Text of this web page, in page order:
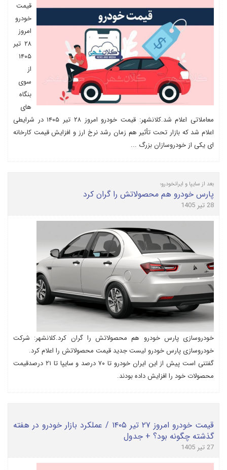
قیمت
خودرو
امروز
۲۸ تیر
۱۴۰۵
از
سوی
بنگاه
های
معاملاتی اعلام شد.کلانشهر: قیمت خودرو امروز ۲۸ تیر ۱۴۰۵ در شرایطی
اعلام شد که بازار تحت تأثیر هم زمان رشد نرخ ارز و افزایش قیمت کارخانه
ای یکی از خودروسازان بزرگ ...
بعد از سایپا و ایرانخودرو؛
پارس خودرو هم محصولاتش را گران کرد
28 تیر 1405
خودروسازی پارس خودرو هم محصولاتش را گران کرد.کلانشهر: شرکت
خودروسازی پارس خودرو لیست جدید قیمت محصولاتش را اعلام کرد.
گفتنی است پیش از این ایران خودرو تا ۷۰ درصد و سایپا تا ۲۱ درصدقیمت
محصولات خود را افزایش داده بودند.
قیمت خودرو امروز ۲۷ تیر ۱۴۰۵ / عملکرد بازار خودرو در هفته
گذشته چگونه بود؟ + جدول
27 تیر 1405